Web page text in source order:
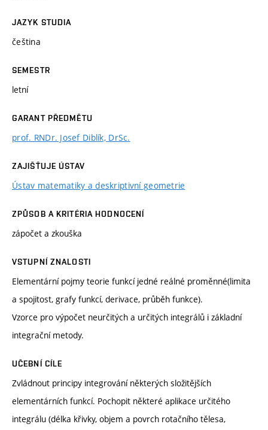
JAZYK STUDIA
čeština
SEMESTR
letní
GARANT PŘEDMĚTU
prof. RNDr. Josef Diblík, DrSc.
ZAJIŠŤUJE ÚSTAV
Ústav matematiky a deskriptivní geometrie
ZPŮSOB A KRITÉRIA HODNOCENÍ
zápočet a zkouška
VSTUPNÍ ZNALOSTI
Elementární pojmy teorie funkcí jedné reálné proměnné(limita
a spojitost, grafy funkcí, derivace, průběh funkce).
Vzorce pro výpočet neurčitých a určitých integrálů i základní
integrační metody.
UČEBNÍ CÍLE
Zvládnout principy integrování některých složitějších
elementárních funkcí. Pochopit některé aplikace určitého
integrálu (délka křivky, objem a povrch rotačního tělesa,